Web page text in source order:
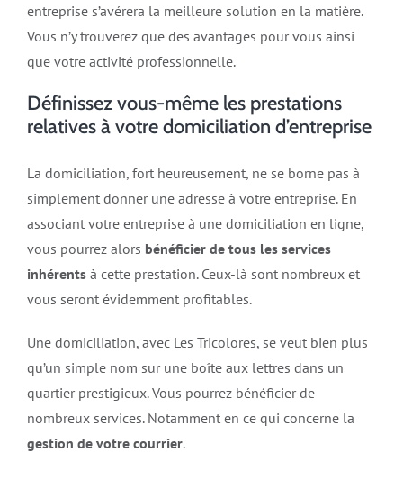
entreprise s’avérera la meilleure solution en la matière.
Vous n’y trouverez que des avantages pour vous ainsi
que votre activité professionnelle.
Définissez vous-même les prestations
relatives à votre domiciliation d’entreprise
La domiciliation, fort heureusement, ne se borne pas à
simplement donner une adresse à votre entreprise. En
associant votre entreprise à une domiciliation en ligne,
vous pourrez alors bénéficier de tous les services
inhérents à cette prestation. Ceux-là sont nombreux et
vous seront évidemment profitables.
Une domiciliation, avec Les Tricolores, se veut bien plus
qu’un simple nom sur une boîte aux lettres dans un
quartier prestigieux. Vous pourrez bénéficier de
nombreux services. Notamment en ce qui concerne la
gestion de votre courrier.